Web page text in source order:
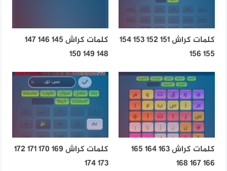
كلمات كراش 151 152 153 154
155 156
كلمات كراش 145 146 147
148 149 150
كلمات كراش 163 164 165
166 167 168
كلمات كراش 169 170 171 172
173 174